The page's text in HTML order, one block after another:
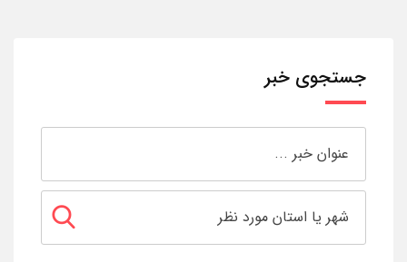
جستجوی خبر